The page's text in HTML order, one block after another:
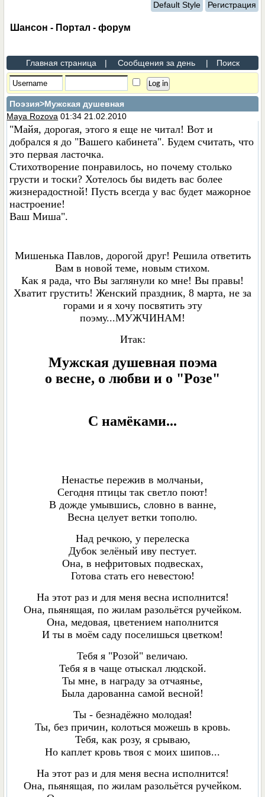
Default Style Регистрация
Шансон - Портал - форум
Главная страница | Сообщения за день | Поиск
Поэзия>Мужская душевная
Maya Rozova 01:34 21.02.2010
"Майя, дорогая, этого я еще не читал! Вот и
добрался я до "Вашего кабинета". Будем считать, что
это первая ласточка.
Стихотворение понравилось, но почему столько
грусти и тоски? Хотелось бы видеть вас более
жизнерадостной! Пусть всегда у вас будет мажорное
настроение!
Ваш Миша".
Мишенька Павлов, дорогой друг! Решила ответить
Вам в новой теме, новым стихом.
Как я рада, что Вы заглянули ко мне! Вы правы!
Хватит грустить! Женский праздник, 8 марта, не за
горами и я хочу посвятить эту
поэму...МУЖЧИНАМ!
Итак:
Мужская душевная поэма
о весне, о любви и о "Pозе"
C намёками...
Ненастье пережив в молчаньи,
Сегодня птицы так светло поют!
В дожде умывшись, словно в ванне,
Весна целует ветки тополю.
Над речкою, у перелеска
Дубок зелёный иву пестует.
Она, в нефритовых подвесках,
Готова стать его невестою!
На этот раз и для меня весна исполнится!
Она, пьянящая, по жилам разольётся ручейком.
Она, медовая, цветением наполнится
И ты в моём саду поселишься цветком!
Тебя я "Розой" величаю.
Тебя я в чаще отыскал людской.
Ты мне, в награду за отчаянье,
Была дарованна самой весной!
Ты - безнадёжно молодая!
Ты, без причин, колоться можешь в кровь.
Тебя, как розу, я срываю,
Но каплет кровь твоя с моих шипов...
На этот раз и для меня весна исполнится!
Она, пьянящая, по жилам разольётся ручейком.